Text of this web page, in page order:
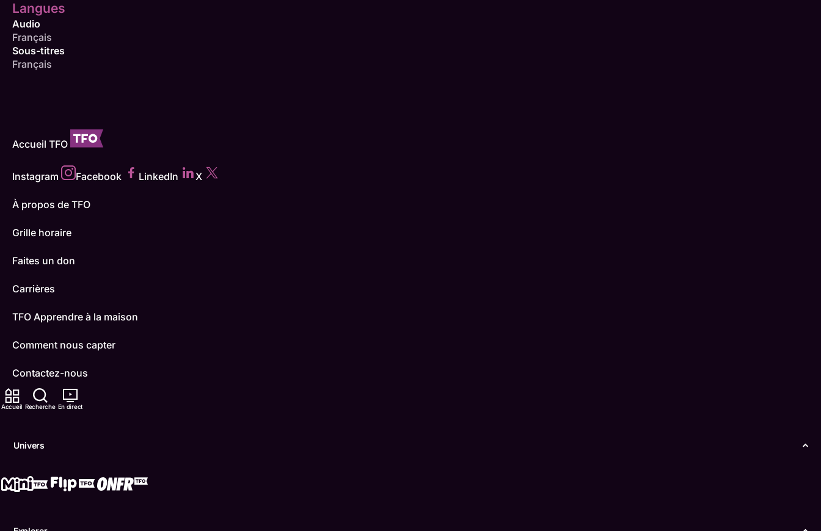
Accueil Recherche En direct
Univers
Langues
Audio
Français
Sous-titres
Français
Accueil TFO
Instagram Facebook LinkedIn X
À propos de TFO
Grille horaire
Faites un don
Carrières
TFO Apprendre à la maison
Comment nous capter
Contactez-nous
ONFR
Conditions d'utilisation